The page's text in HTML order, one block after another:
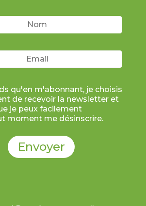
qu'en m'abonnant, je choisis
de recevoir la newsletter et
je peux facilement
moment me désinscrire.